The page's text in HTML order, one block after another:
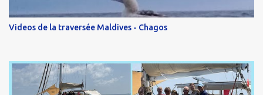
Videos de la traversée Maldives - Chagos